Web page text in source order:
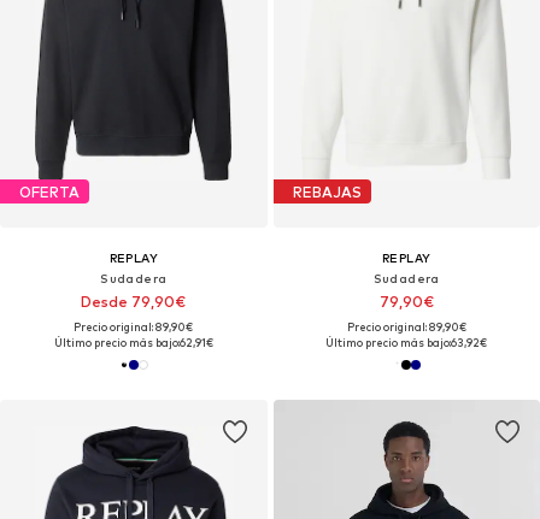
OFERTA
REPLAY
Sudadera
Desde 79,90€
Precio original: 89,90€
Último precio más bajo:62,91€
REBAJAS
REPLAY
Sudadera
79,90€
Precio original: 89,90€
Último precio más bajo:63,92€